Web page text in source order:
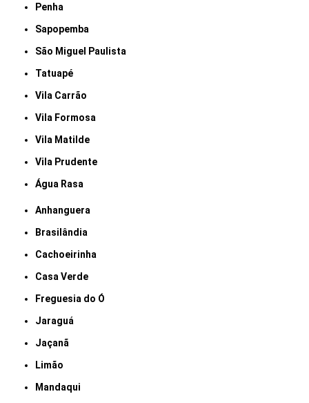
Penha
Sapopemba
São Miguel Paulista
Tatuapé
Vila Carrão
Vila Formosa
Vila Matilde
Vila Prudente
Água Rasa
Anhanguera
Brasilândia
Cachoeirinha
Casa Verde
Freguesia do Ó
Jaraguá
Jaçanã
Limão
Mandaqui